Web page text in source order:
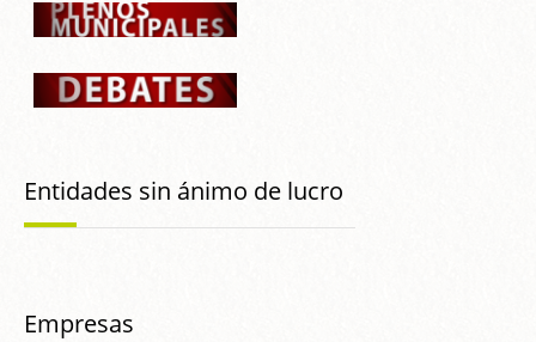
Entidades sin ánimo de lucro
Empresas